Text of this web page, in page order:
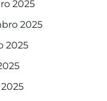
2025
2025
2025